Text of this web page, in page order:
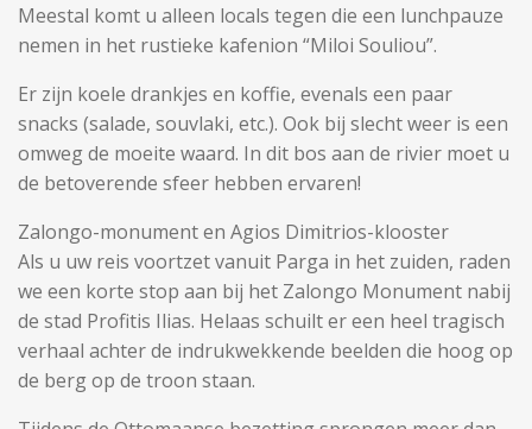
Meestal komt u alleen locals tegen die een lunchpauze
nemen in het rustieke kafenion “Miloi Souliou”.
Er zijn koele drankjes en koffie, evenals een paar
snacks (salade, souvlaki, etc.). Ook bij slecht weer is een
omweg de moeite waard. In dit bos aan de rivier moet u
de betoverende sfeer hebben ervaren!
Zalongo-monument en Agios Dimitrios-klooster
Als u uw reis voortzet vanuit Parga in het zuiden, raden
we een korte stop aan bij het Zalongo Monument nabij
de stad Profitis Ilias. Helaas schuilt er een heel tragisch
verhaal achter de indrukwekkende beelden die hoog op
de berg op de troon staan.